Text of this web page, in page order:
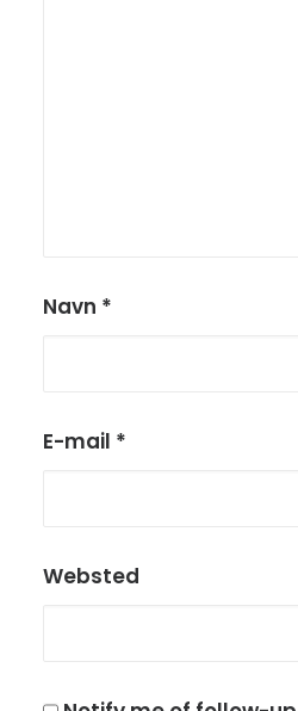
Navn *
E-mail *
Websted